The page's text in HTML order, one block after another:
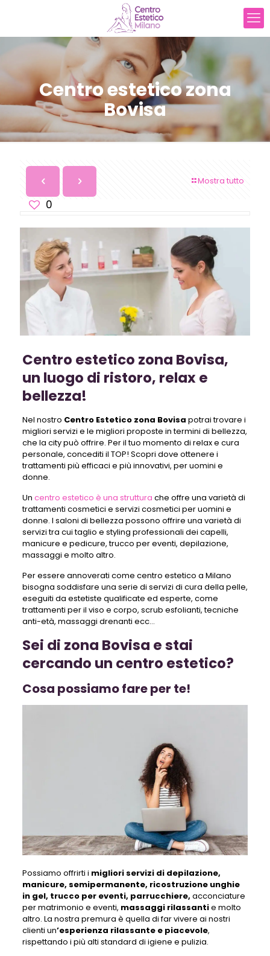
Centro estetico zona
Bovisa
Mostra tutto
0
Centro estetico zona Bovisa,
un luogo di ristoro, relax e
bellezza!
Nel nostro Centro Estetico zona Bovisa potrai trovare i
migliori servizi e le migliori proposte in termini di bellezza,
che la city può offrire. Per il tuo momento di relax e cura
personale, concediti il TOP! Scopri dove ottenere i
trattamenti più efficaci e più innovativi, per uomini e
donne.
Un centro estetico è una struttura che offre una varietà di
trattamenti cosmetici e servizi cosmetici per uomini e
donne. I saloni di bellezza possono offrire una varietà di
servizi tra cui taglio e styling professionali dei capelli,
manicure e pedicure, trucco per eventi, depilazione,
massaggi e molto altro.
Per essere annoverati come centro estetico a Milano
bisogna soddisfare una serie di servizi di cura della pelle,
eseguiti da estetiste qualificate ed esperte, come
trattamenti per il viso e corpo, scrub esfolianti, tecniche
anti-età, massaggi drenanti ecc…
Sei di zona Bovisa e stai
cercando un centro estetico?
Cosa possiamo fare per te!
Possiamo offrirti i migliori servizi di depilazione,
manicure, semipermanente, ricostruzione unghie
in gel, trucco per eventi, parrucchiere, acconciature
per matrimonio e eventi, massaggi rilassantie molto
altro. La nostra premura è quella di far vivere ai nostri
clienti un’esperienza rilassante e piacevole,
rispettando i più alti standard di igiene e pulizia.